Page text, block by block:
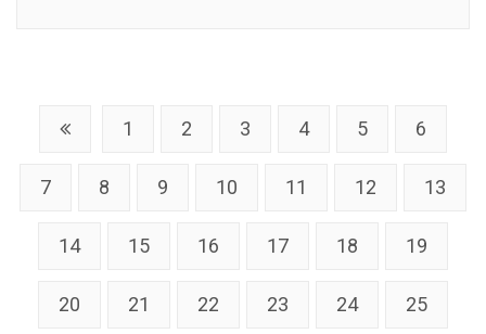
1 2 3 4 5 6
7 8 9 10 11 12 13
14 15 16 17 18 19
20 21 22 23 24 25